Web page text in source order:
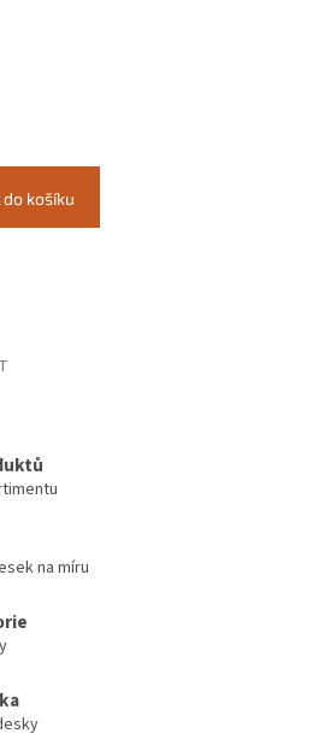
košíku
na míru